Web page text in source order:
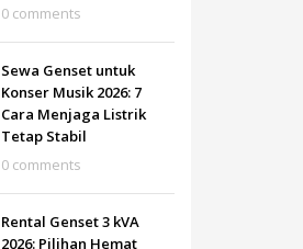
0 comments
Sewa Genset untuk
Konser Musik 2026: 7
Cara Menjaga Listrik
Tetap Stabil
0 comments
Rental Genset 3 kVA
2026: Pilihan Hemat